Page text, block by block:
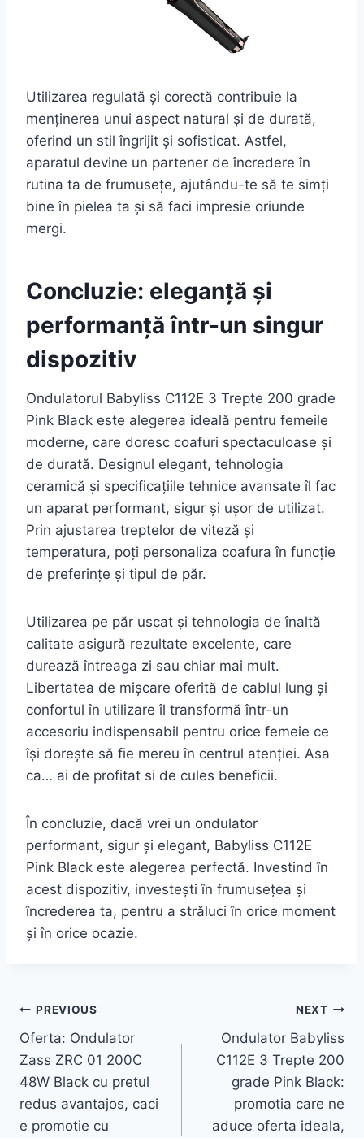
Utilizarea regulată și corectă contribuie la
menținerea unui aspect natural și de durată,
oferind un stil îngrijit și sofisticat. Astfel,
aparatul devine un partener de încredere în
rutina ta de frumusețe, ajutându-te să te simți
bine în pielea ta și să faci impresie oriunde
mergi.
Concluzie: eleganță și
performanță într-un singur
dispozitiv
Ondulatorul Babyliss C112E 3 Trepte 200 grade
Pink Black este alegerea ideală pentru femeile
moderne, care doresc coafuri spectaculoase și
de durată. Designul elegant, tehnologia
ceramică și specificațiile tehnice avansate îl fac
un aparat performant, sigur și ușor de utilizat.
Prin ajustarea treptelor de viteză și
temperatura, poți personaliza coafura în funcție
de preferințe și tipul de păr.
Utilizarea pe păr uscat și tehnologia de înaltă
calitate asigură rezultate excelente, care
durează întreaga zi sau chiar mai mult.
Libertatea de mișcare oferită de cablul lung și
confortul în utilizare îl transformă într-un
accesoriu indispensabil pentru orice femeie ce
își dorește să fie mereu în centrul atenției. Asa
ca… ai de profitat si de cules beneficii.
În concluzie, dacă vrei un ondulator
performant, sigur și elegant, Babyliss C112E
Pink Black este alegerea perfectă. Investind în
acest dispozitiv, investești în frumusețea și
încrederea ta, pentru a străluci în orice moment
și în orice ocazie.
Post
navigation
PREVIOUS
Oferta: Ondulator
Zass ZRC 01 200C
48W Black cu pretul
redus avantajos, caci
e promotie cu
NEXT
Ondulator Babyliss
C112E 3 Trepte 200
grade Pink Black:
promotia care ne
aduce oferta ideala,